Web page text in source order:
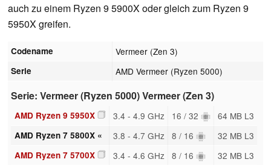
auch zu einem Ryzen 9 5900X oder gleich zum Ryzen 9
5950X greifen.
Codename Vermeer (Zen 3)
Serie AMD Vermeer (Ryzen 5000)
Serie: Vermeer (Ryzen 5000) Vermeer (Zen 3)
AMD Ryzen 9 5950X 3.4 - 4.9 GHz 16 / 32 64 MB L3
AMD Ryzen 7 5800X « 3.8 - 4.7 GHz 8 / 16 32 MB L3
AMD Ryzen 7 5700X 3.4 - 4.6 GHz 8 / 16 32 MB L3